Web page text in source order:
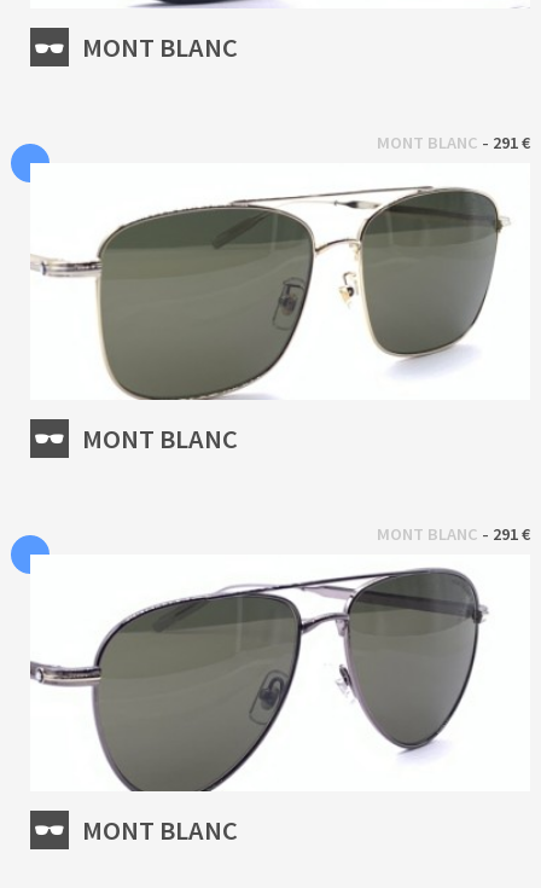
MONT BLANC
MONT BLANC - 291 €
MONT BLANC
MONT BLANC - 291 €
MONT BLANC